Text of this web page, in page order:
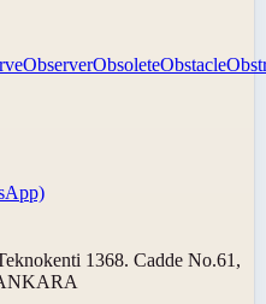
ObserverObsoleteObstacle
1368. Cadde No.61,